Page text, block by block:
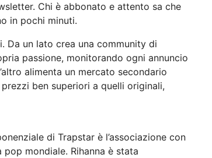
Chi è abbonato e attento sa che
in pochi minuti.
Da un lato crea una community di
passione, monitorando ogni annuncio
alimenta un mercato secondario
ben superiori a quelli originali,
di Trapstar è l’associazione con
mondiale. Rihanna è stata